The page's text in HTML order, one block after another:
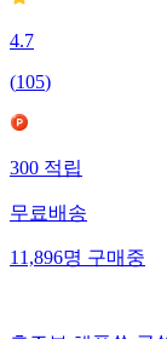
4.7
(105)
300적립
무료배송
11,896명구매중